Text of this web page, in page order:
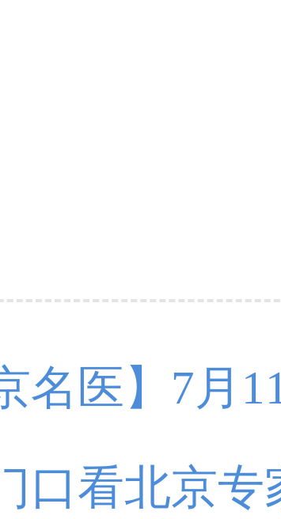
名医】7月
医院周立春
口看北京